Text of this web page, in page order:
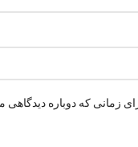
زمانی که دوباره